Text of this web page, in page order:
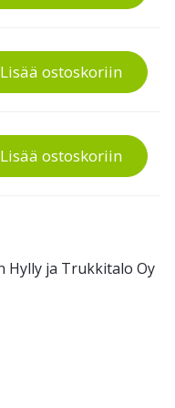
Lisää ostoskoriin
Lisää ostoskoriin